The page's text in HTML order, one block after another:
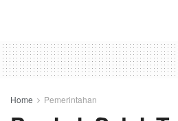
Home Pemerintahan